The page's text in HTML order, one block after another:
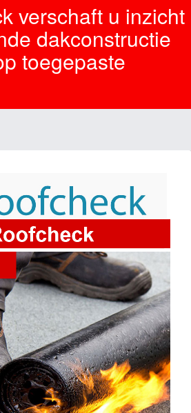
verschaft u inzicht
dakconstructie
toegepaste